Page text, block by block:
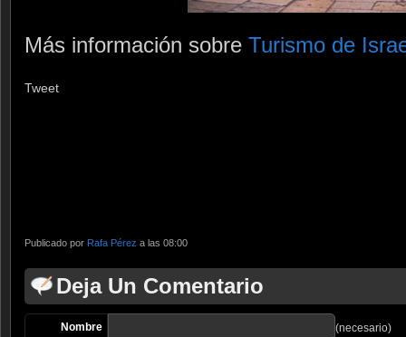
Más información sobre Turismo de
Tweet
Publicado por Rafa Pérez a las 08:00
Deja Un Comentario
Nombre (necesario)